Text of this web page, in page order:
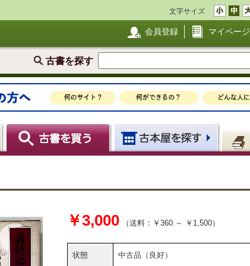
文字サイズ
会員登録 マイページ
古書を探す
￥3,000 （送料：￥360 ～ ￥1,500）
状態 中古品（良好）